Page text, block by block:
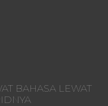
BAHASA LEWAT